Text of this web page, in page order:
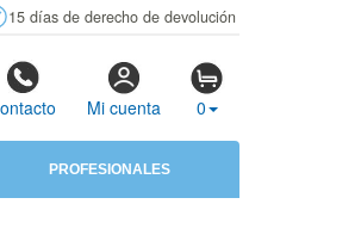
15 días de derecho de devolución
Mi cuenta 0
PROFESIONALES